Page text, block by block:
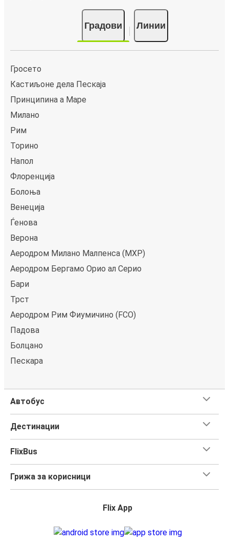
Градови Линии
Гросето
Кастиљоне дела Пескаја
Принципина а Маре
Милано
Рим
Торино
Напол
Флоренција
Болоња
Венеција
Ѓенова
Верона
Аеродром Милано Малпенса (MXP)
Аеродром Бергамо Ориo ал Серио
Бари
Трст
Аеродром Рим Фиумичино (FCO)
Падова
Болцано
Пескара
Автобус
Дестинации
FlixBus
Грижа за корисници
Flix App